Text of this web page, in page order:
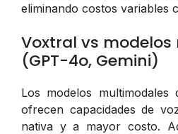
eliminando costos variables
Voxtral vs
(GPT-4o, Gemini)
Los modelos multimodales
ofrecen capacidades de
nativa y a mayor costo.